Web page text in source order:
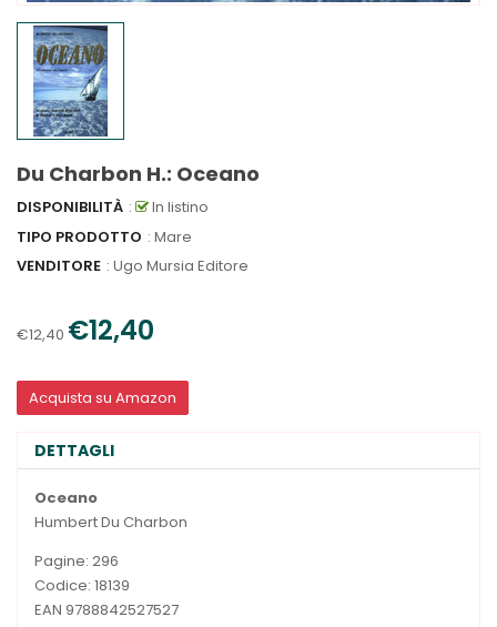
Du Charbon H.: Oceano
DISPONIBILITÀ :
In listino
TIPO PRODOTTO : Mare
VENDITORE : Ugo Mursia Editore
€12,40 €12,40
Acquista su Amazon
DETTAGLI
Oceano
Humbert Du Charbon
Pagine: 296
Codice: 18139
EAN 9788842527527